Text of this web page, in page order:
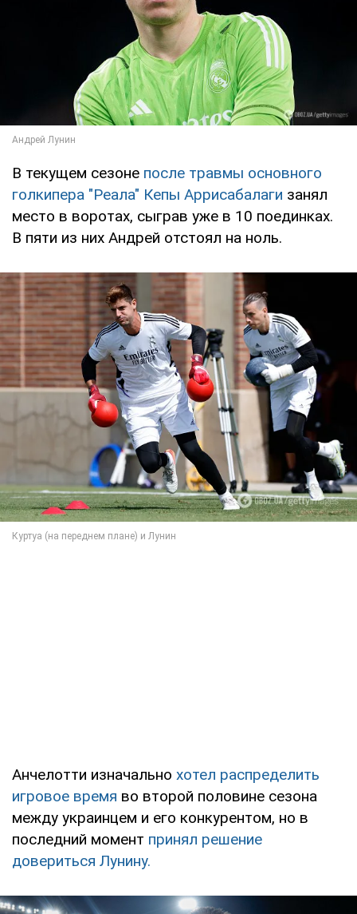
В текущем сезоне после травмы основного
голкипера "Реала" Кепы Аррисабалаги занял
место в воротах, сыграв уже в 10 поединках.
В пяти из них Андрей отстоял на ноль.
Анчелотти изначально хотел распределить
игровое время во второй половине сезона
между украинцем и его конкурентом, но в
последний момент принял решение
довериться Лунину.